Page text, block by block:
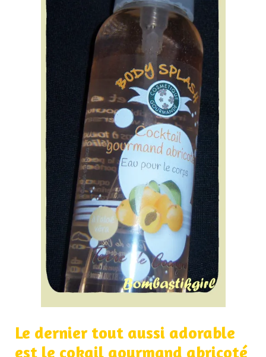
Le dernier tout aussi adorable
est le cokail gourmand abricoté